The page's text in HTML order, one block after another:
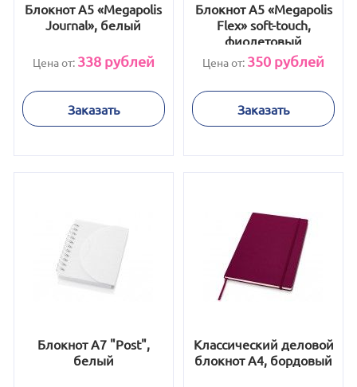
Блокнот А5 «Megapolis
Journal», белый
Цена от: 338рублей
Заказать
Блокнот А5 «Megapolis
Flex» soft-touch,
фиолетовый
Цена от: 350 рублей
Заказать
Блокнот А7 "Post",
белый
Классический деловой
блокнот А4, бордовый